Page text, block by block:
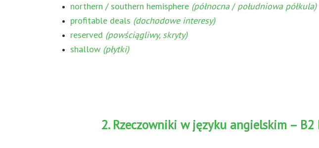
northern / southern hemisphere (północna/południowa półkula)
profitable deals (dochodowe interesy)
reserved (powściągliwy, skryty)
shallow (płytki)
2. Rzeczowniki w języku angielskim – B2